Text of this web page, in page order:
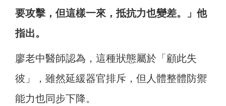
要攻擊，但這樣一來，抵抗力也變差。」他
指出。
廖老中醫師認為，這種狀態屬於「顧此失
彼」，雖然延緩器官排斥，但人體整體防禦
能力也同步下降。